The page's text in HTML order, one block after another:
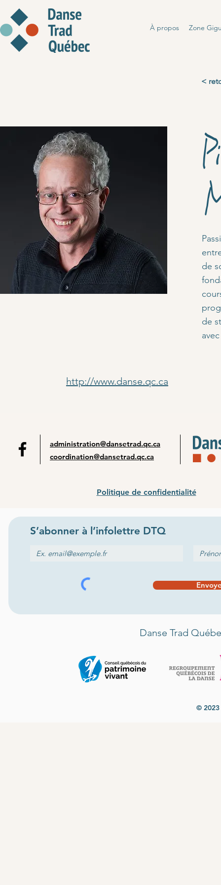
À propos Zone
<
de
de
http://www.danse.qc.ca
administration@dansetrad.qc.ca
coordination@dansetrad.qc.ca
Politique de confidentialité
S’abonner à l’infolettre DTQ
Danse Trad
© 2023